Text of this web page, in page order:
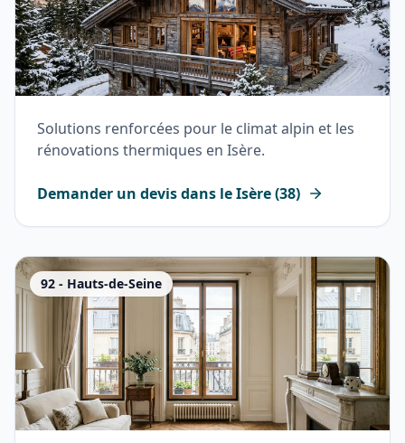
Solutions renforcées pour le climat alpin et les
rénovations thermiques en Isère.
Demander un devis dans leIsère(38)
92 - Hauts-de-Seine